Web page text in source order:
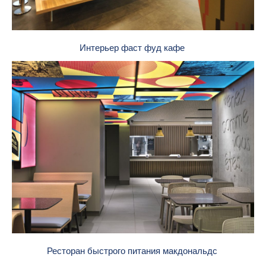
Интерьер фаст фуд кафе
Ресторан быстрого питания макдональдс